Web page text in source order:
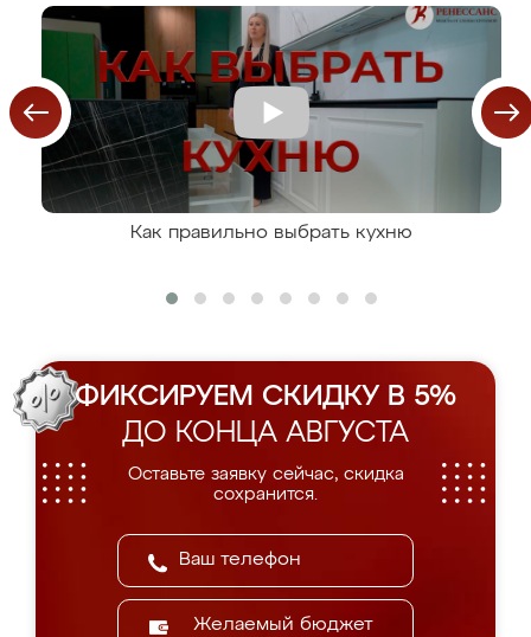
Как правильно выбрать кухню
ФИКСИРУЕМ СКИДКУ В 5%
ДО КОНЦА АВГУСТА
Оставьте заявку сейчас, скидка
сохранится.
Желаемый бюджет